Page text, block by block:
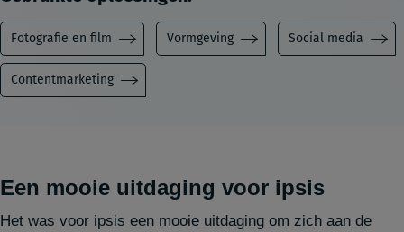
Fotografie en film Vormgeving Social media
Contentmarketing
Een mooie uitdaging voor ipsis
Het was voor ipsis een mooie uitdaging om zich aan de